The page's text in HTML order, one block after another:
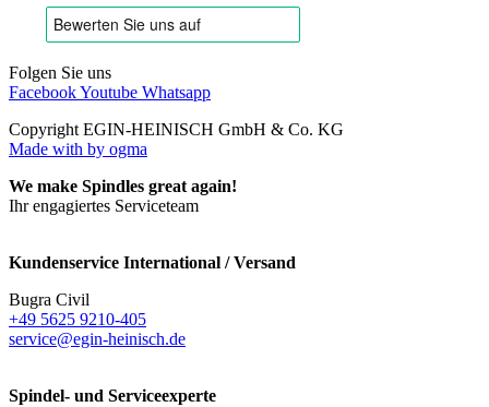
Folgen Sie uns
FacebookYoutube Whatsapp
Copyright EGIN-HEINISCH GmbH & Co. KG
Made with by ogma
We make Spindles great again!
Ihr engagiertes Serviceteam
Kundenservice International / Versand
Bugra Civil
+49 5625 9210-405
service@egin-heinisch.de
Spindel- und Serviceexperte